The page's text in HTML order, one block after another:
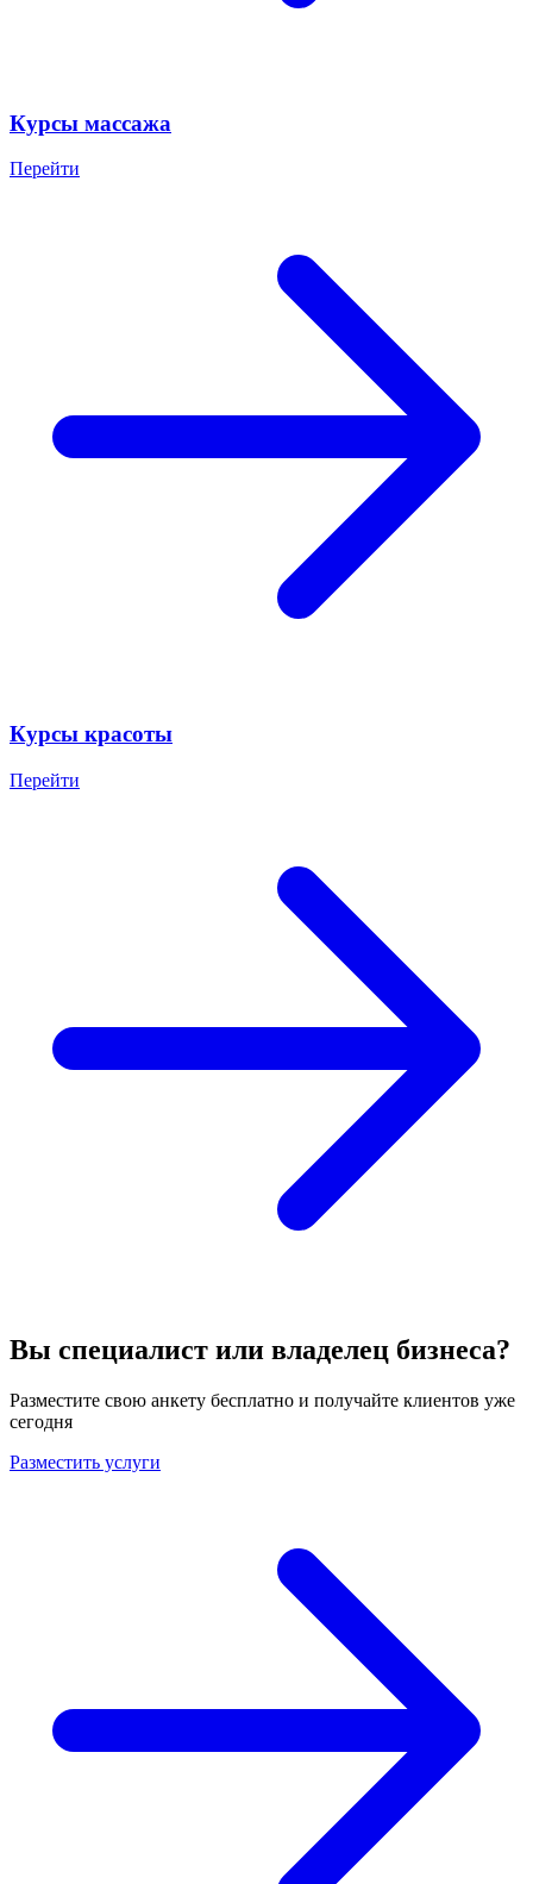
Курсы массажа
Перейти
Курсы красоты
Перейти
Вы специалист или владелец бизнеса?
Разместите свою анкету бесплатно и получайте клиентов уже
сегодня
Разместить услуги